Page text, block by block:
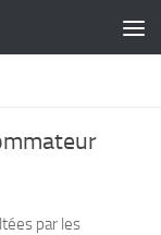
par les